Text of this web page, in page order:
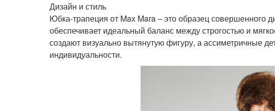
Дизайн и стиль
Юбка-трапеция от Max Mara – это образец
обеспечивает идеальный баланс между строгостью и
создают визуально вытянутую фигуру, а ассиметричные
индивидуальности.